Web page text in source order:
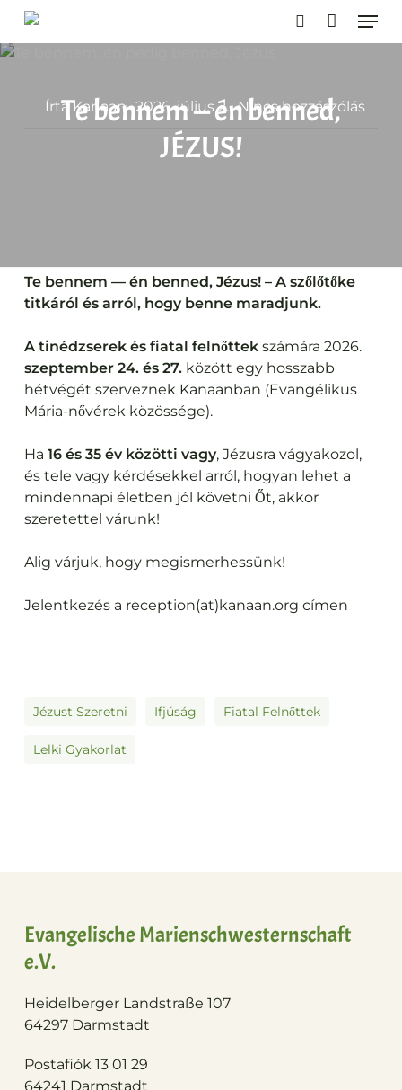
Ugrás
fő
keresés
Te bennem — én benned,
JÉZUS!
Írta Kanaan 2026. július 2. Nincs hozzászólás
Te bennem — én benned, Jézus! – A szőlőtőke
titkáról és arról, hogy benne maradjunk.
A tinédzserek és fiatal felnőttekszámára 2026.
szeptember 24. és 27.között egy hosszabb
hétvégét szerveznek Kanaanban (Evangélikus
Mária-nővérek közössége).
Ha 16 és 35 év közötti vagy, Jézusra vágyakozol,
és tele vagy kérdésekkel arról, hogyan lehet a
mindennapi életben jól követni Őt, akkor
szeretettel várunk!
Alig várjuk, hogy megismerhessünk!
Jelentkezés a reception(at)kanaan.org címen
Jézust Szeretni Ifjúság Fiatal Felnőttek
Lelki Gyakorlat
Evangelische Marienschwesternschaft
e.V.
Heidelberger Landstraße 107
64297 Darmstadt
Postafiók 13 01 29
64241 Darmstadt